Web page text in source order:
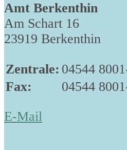
Amt Berkenthin
Am Schart 16
23919 Berkenthin
Zentrale: 04544
Fax:
04544
E-Mail